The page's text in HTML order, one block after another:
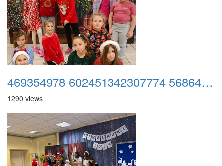
469354978 602451342307774 5686499636962859454 n
1290 views